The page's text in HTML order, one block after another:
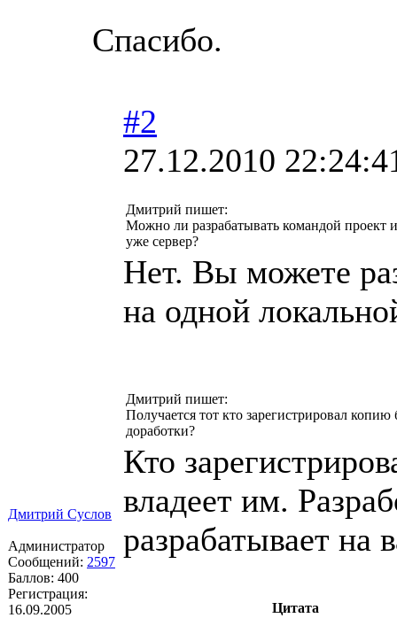
Спасибо.
Дмитрий Суслов
Администратор
Сообщений: 2597
Баллов: 400
Регистрация:
16.09.2005
#2
27.12.2010
Дмитрий пишет:
Можно ли разрабатывать командой проект
уже сервер?
Нет. Вы можете
на одной
Дмитрий пишет:
Получается тот кто зарегистрировал
доработки?
Кто
владеет им.
разрабатывает на
Цитата